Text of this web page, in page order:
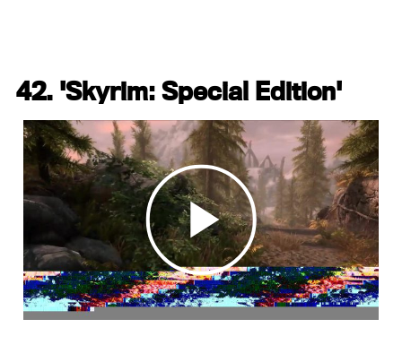
42. 'Skyrim: Special Edition'